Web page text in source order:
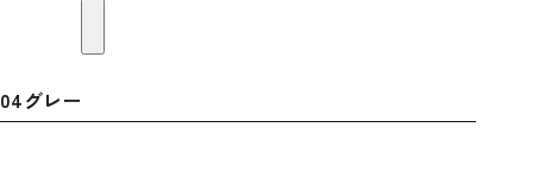
04グレー